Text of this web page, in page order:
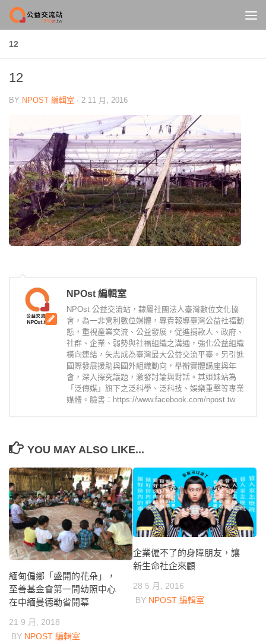
Skip to content
12
12
BY NPOST 編輯室 · 2 11 月, 2016
NPOst 編輯室
NPOst 公益交流站，隸屬社團法人臺灣數位文化協
會，為一非營利數位媒體，專責報導臺灣公益社福動
態，重視產業交流、公益發展，促進捐款人、政府、
社群、企業、弱勢與社福組織之溝通，強化公益組織
橫向連結，矢志成為臺灣最大公益交流平臺。另引進
國際發展援助與國外組織動向，舉辦實體講座與年
會，深入探究議題，激發討論與對話。其姐妹站為
「泛傳媒」旗下之泛科學、泛科技、娛樂重擊等專業
媒體。臉書：https://www.facebook.com/npost.tw
YOU MAY ALSO LIKE...
緬甸偏鄉「盛開的花朵」，
至善基金會第一間幼照中心
在中緬曼德勒省開幕
21 9 月, 2018
BY NPOST 編輯室
企業僱不了的身障朋友，讓
新生命社企來顧
28 5 月, 2016
BY NPOST 編輯室